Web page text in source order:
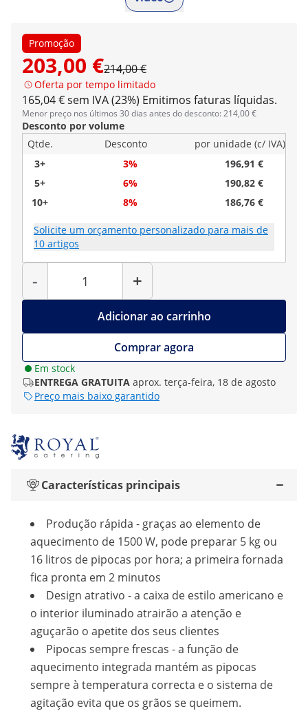
Promoção
203,00 €214,00 €
Oferta por tempo limitado
165,04 € sem IVA (23%) Emitimos faturas líquidas.
Menor preço nos últimos 30 dias antes do desconto: 214,00 €
Desconto por volume
Qtde.
Desconto
por unidade (c/ IVA)
3+
3%
196,91 €
5+
6%
190,82 €
10+
8% 186,76 €
Solicite um orçamento personalizado para mais de
10 artigos
-
Quantidade
+
Adicionar ao carrinho
Comprar agora
Em stock
ENTREGA GRATUITA aprox. terça-feira, 18 de agosto
Preço mais baixo garantido
Características principais
Produção rápida - graças ao elemento de
aquecimento de 1500 W, pode preparar 5 kg ou
16 litros de pipocas por hora; a primeira fornada
fica pronta em 2 minutos
Design atrativo - a caixa de estilo americano e
o interior iluminado atrairão a atenção e
aguçarão o apetite dos seus clientes
Pipocas sempre frescas - a função de
aquecimento integrada mantém as pipocas
sempre à temperatura correcta e o sistema de
agitação evita que os grãos se queimem.